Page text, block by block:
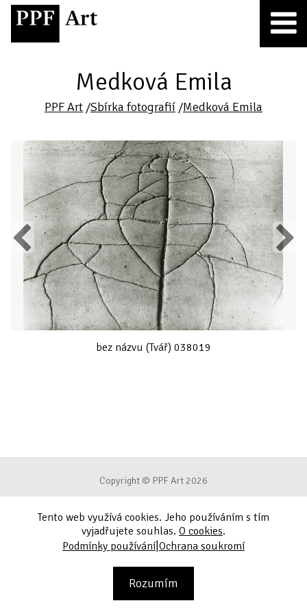
Medková Emila
PPF Art /Sbírka fotografií /Medková Emila
Previous
bez názvu (Tvář) 038019
Next
Copyright © PPF Art 2026
Podmínky používání
Ochrana soukromí
Tento web využívá cookies. Jeho používáním s tím
vyjadřujete souhlas. O cookies.
Podmínky používání|Ochrana soukromí
Rozumím